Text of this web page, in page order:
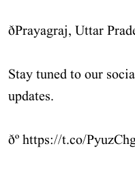
ðPrayagraj, Uttar
Stay tuned to our
updates.
ðºhttps://t.co/